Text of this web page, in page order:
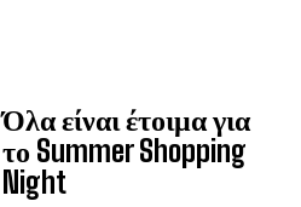
Όλα είναι έτοιμα για
το Summer Shopping
Night